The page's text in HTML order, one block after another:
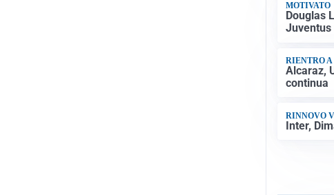
MOTIVATO
Douglas
Juventus
RIENTRO
Alcaraz,
continua
RINNOVO
Inter,